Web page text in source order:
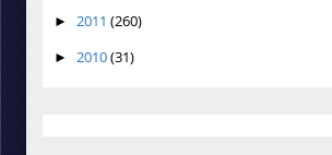
► 2011 (260)
► 2010(31)